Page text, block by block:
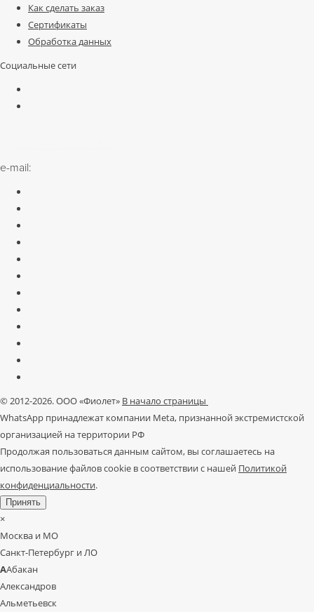
Как сделать заказ
Сертификаты
Обработка данных
Социальные сети
e-mail:
© 2012-2026. ООО «Фиолет» В начало страницы
WhatsApp принадлежат компании Meta, признанной экстремистской
организацией на территории РФ
Продолжая пользоваться данным сайтом, вы соглашаетесь на
использование файлов cookie в соответствии с нашей Политикой
конфиденциальности.
Принять
×
Москва и МО
Санкт-Петербург и ЛО
ААбакан
Александров
Альметьевск